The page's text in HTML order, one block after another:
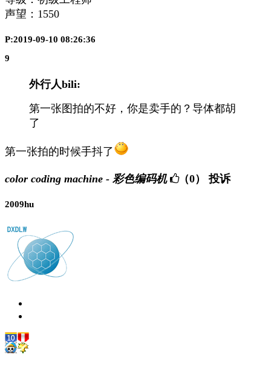
声望： 1550
P:2019-09-10 08:26:36
9
外行人bili:
第一张图拍的不好，你是卖手的？导体都胡
了
第一张拍的时候手抖了
color coding machine - 彩色编码机 （0） 投诉
2009hu